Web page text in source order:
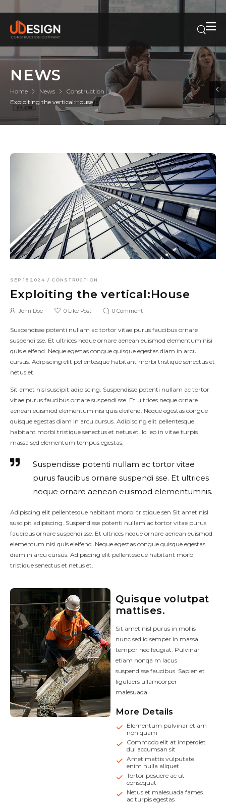
NEWS
Home News
Construction
Exploiting the vertical:House
SEP 18 2024 / CONSTRUCTION
Exploiting the vertical:House
John Doe 0 Like Post 0 Comment
Suspendisse potenti nullam ac tortor vitae purus faucibus ornare
suspendi sse. Et ultrices neque ornare aenean euismod elementum nisi
quis eleifend. Neque egestas congue quisque egestas diam in arcu
cursus. Adipiscing elit pellentesque habitant morbi tristique senectus et
netus et.
Sit amet nisl suscipit adipiscing. Suspendisse potenti nullam ac tortor
vitae purus faucibus ornare suspendi sse. Et ultrices neque ornare
aenean euismod elementum nisi quis eleifend. Neque egestas congue
quisque egestas diam in arcu cursus. Adipiscing elit pellentesque
habitant morbi tristique senectus et netus et. Id leo in vitae turpis
massa sed elementum tempus egestas.
Suspendisse potenti nullam ac tortor vitae
purus faucibus ornare suspendi sse. Et ultrices
neque ornare aenean euismod elementumnis.
Adipiscing elit pellentesque habitant morbi tristique sen Sit amet nisl
suscipit adipiscing. Suspendisse potenti nullam ac tortor vitae purus
faucibus ornare suspendi sse. Et ultrices neque ornare aenean euismod
elementum nisi quis eleifend. Neque egestas congue quisque egestas
diam in arcu cursus. Adipiscing elit pellentesque habitant morbi
tristique senectus et netus et.
Quisque volutpat
mattises.
Sit amet nisl purus in mollis
nunc sed id semper in massa
tempor nec feugiat. Pulvinar
etiam nonqa m lacus
suspendisse faucibus. Sapien et
ligulaers ullamcorper
malesuada.
More Details
Elementum pulvinar etiam
non quam
Commodo elit at imperdiet
dui accumsan sit
Amet mattis vulputate
enim nulla aliquet
Tortor posuere ac ut
consequat
Netus et malesuada fames
ac turpis egestas